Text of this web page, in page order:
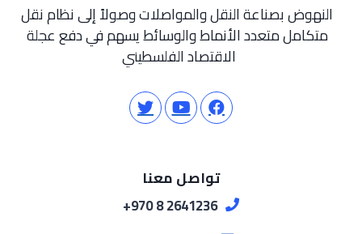
النهوض بصناعة النقل والمواصلات وصولاً إلى نظام نقل
متكامل متعدد الأنماط والوسائط يسهم في دفع عجلة
الاقتصاد الفلسطيني
تواصل معنا
2641236 8 970+